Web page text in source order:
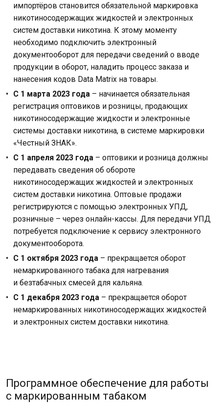
импортёров становится обязательной маркировка
никотиносодержащих жидкостей и электронных
систем доставки никотина. К этому моменту
необходимо подключить электронный
документооборот для передачи сведений о вводе
продукции в оборот, наладить процесс заказа и
нанесения кодов Data Matrix на товары.
С 1 марта 2023 года – начинается обязательная
регистрация оптовиков и розницы, продающих
никотиносодержащие жидкости и электронные
системы доставки никотина, в системе маркировки
«Честный ЗНАК».
С 1 апреля 2023 года – оптовики и розница должны
передавать сведения об обороте
никотиносодержащих жидкостей и электронных
систем доставки никотина. Оптовые продажи
регистрируются с помощью электронных УПД,
розничные – через онлайн-кассы. Для передачи УПД
потребуется подключение к сервису электронного
документооборота.
С 1 октября 2023 года – прекращается оборот
немаркированного табака для нагревания
и безтабачных смесей для кальяна.
С 1 декабря 2023 года – прекращается оборот
немаркированных никотиносодержащих жидкостей
и электронных систем доставки никотина.
Программное обеспечение для работы
с маркированным табаком